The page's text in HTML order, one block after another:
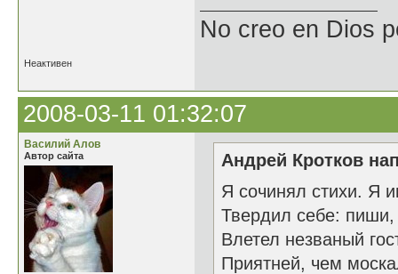
No creo en Dios
Неактивен
2008-03-11 01:32:07
Василий Алов
Автор сайта
Андрей Кротков
Я сочинял стихи. Я
Твердил себе: пиши,
Влетел незваный
Приятней, чем